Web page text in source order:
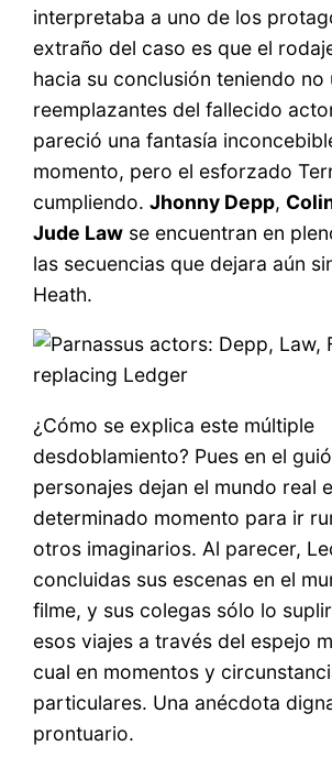
interpretaba a uno de los
extraño del caso es que el
hacia su conclusión teniendo no
reemplazantes del fallecido
pareció una fantasía
momento, pero el esforzado
cumpliendo.Jhonny Depp,
Jude Law se encuentran en
las secuencias que dejara aún
Heath.
¿Cómo se explica este múltiple
desdoblamiento? Pues en el
personajes dejan el mundo real
determinado momento para ir
otros imaginarios. Al parecer,
concluidas sus escenas en el
filme, y sus colegas sólo lo
esos viajes a través del espejo
cual en momentos y
particulares. Una anécdota
prontuario.